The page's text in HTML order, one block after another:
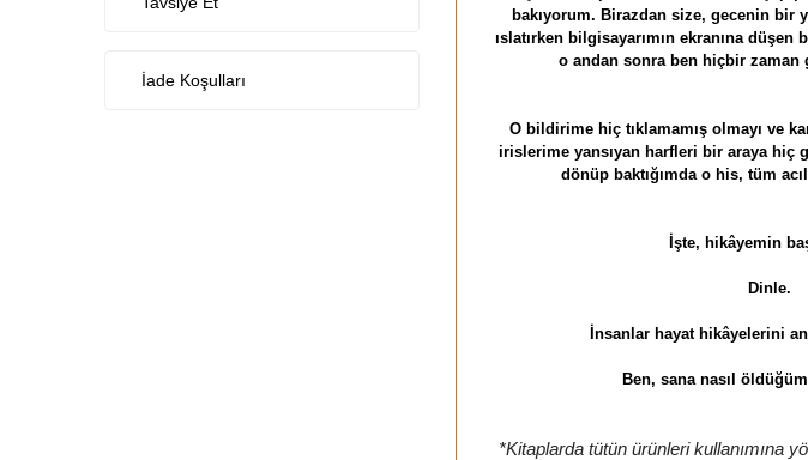
İade Koşulları
bakıyorum. Birazdan size, gecenin bir
ıslatırken bilgisayarımın ekranına
o andan sonra ben hiçbir zaman
O bildirime hiç tıklamamış olmayı ve
irislerime yansıyan harfleri bir araya hiç
dönüp baktığımda o his, tüm
İşte, hikâyemin
Dinle.
İnsanlar hayat hikâyelerini
Ben, sana nasıl
*Kitaplarda tütün ürünleri kullanımına